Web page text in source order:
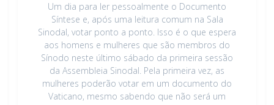
Um dia para ler pessoalmente o Documento
Síntese e, após uma leitura comum na Sala
Sinodal, votar ponto a ponto. Isso é o que espera
aos homens e mulheres que são membros do
Sínodo neste último sábado da primeira sessão
da Assembleia Sinodal. Pela primeira vez, as
mulheres poderão votar em um documento do
Vaticano, mesmo sabendo que não será um